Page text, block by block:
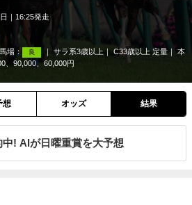
16:25発走
馬場： 良 サラ系3歳以上 C33歳以上 定量
本
、90,000、60,000円
想 オッズ 結果
中! AIが日曜重賞を大予想